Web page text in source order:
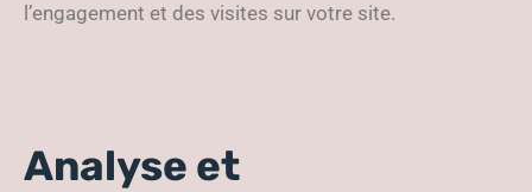
l’engagement et des visites sur votre site.
Analyse et